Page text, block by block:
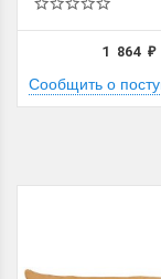
1 864 ₽
Сообщить о